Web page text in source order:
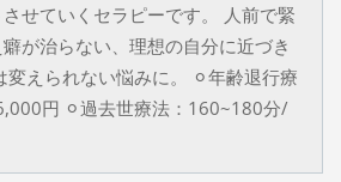
せていくセラピーです。 人前で緊
が治らない、理想の自分に近づき
変えられない悩みに。 ⚪︎年齢退行療
円 ⚪︎過去世療法：160~180分/